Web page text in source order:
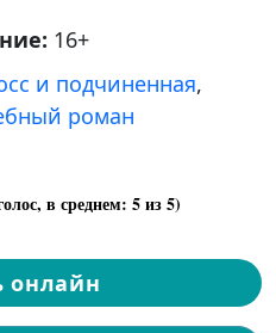
16+
и подчиненная,
роман
в среднем: 5из 5)
онлайн